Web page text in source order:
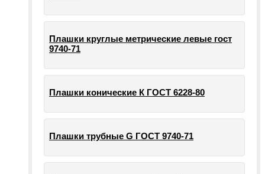
Плашки круглые метрические левые гост
9740-71
Плашки конические К ГОСТ 6228-80
Плашки трубные G ГОСТ 9740-71